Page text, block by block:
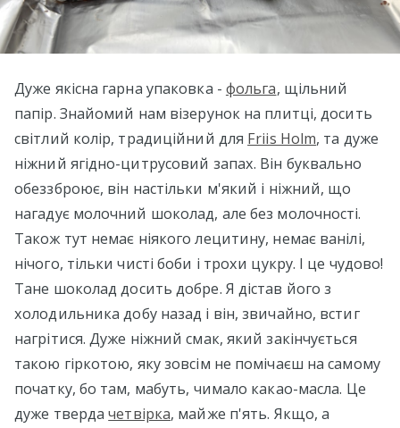
Дуже якісна гарна упаковка - фольга, щільний
папір. Знайомий нам візерунок на плитці, досить
світлий колір, традиційний для Friis Holm, та дуже
ніжний ягідно-цитрусовий запах. Він буквально
обеззброює, він настільки м'який і ніжний, що
нагадує молочний шоколад, але без молочності.
Також тут немає ніякого лецитину, немає ванілі,
нічого, тільки чисті боби і трохи цукру. І це чудово!
Тане шоколад досить добре. Я дістав його з
холодильника добу назад і він, звичайно, встиг
нагрітися. Дуже ніжний смак, який закінчується
такою гіркотою, яку зовсім не помічаєш на самому
початку, бо там, мабуть, чимало какао-масла. Це
дуже твердачетвірка, майже п'ять. Якщо, а